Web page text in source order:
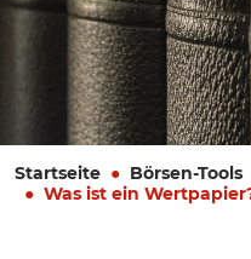
Startseite Börsen-Tools
Was ist ein